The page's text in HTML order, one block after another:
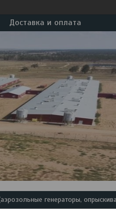
Доставка и оплата
генераторы,